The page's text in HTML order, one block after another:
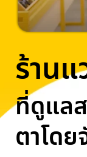
ร้าน
ที่ดูแล
ตาโด